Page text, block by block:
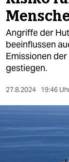
politik
öko
gesellschaft
kultur
sport
berlin
nord
Angriffe der
beeinflussen
Emissionen
gestiegen.
27.8.2024 19:46